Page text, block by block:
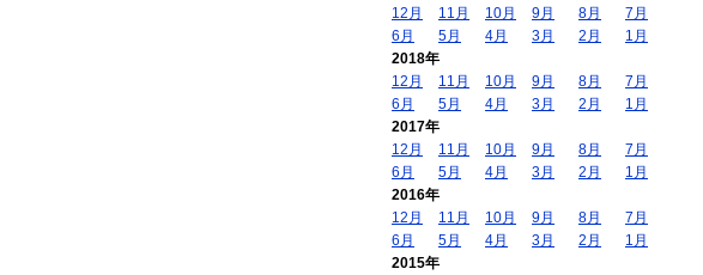
12月
11月 10月 9月 8月
7月
6月
5月 4月 3月 2月
1月
2018年
12月
11月 10月 9月 8月
7月
6月
5月 4月 3月 2月
1月
2017年
12月
11月 10月 9月 8月
7月
6月
5月 4月 3月 2月
1月
2016年
12月
11月 10月 9月 8月
7月
6月
5月 4月 3月 2月
1月
2015年